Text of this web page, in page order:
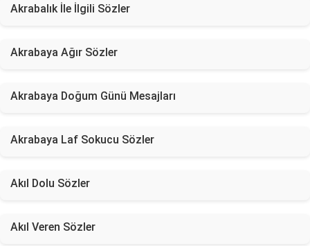
Akrabalık İle İlgili Sözler
Akrabaya Ağır Sözler
Akrabaya Doğum Günü Mesajları
Akrabaya Laf Sokucu Sözler
Akıl Dolu Sözler
Akıl Veren Sözler